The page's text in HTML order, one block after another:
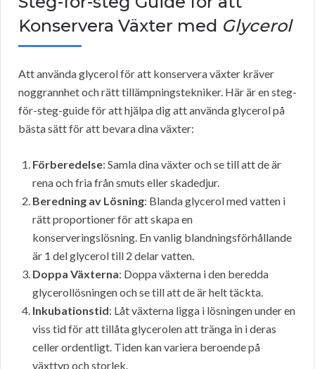
Konservera Växter med Glycerol
Att använda glycerol för att konservera växter kräver
noggrannhet och rätt tillämpningstekniker. Här är en steg-
för-steg-guide för att hjälpa dig att använda glycerol på
bästa sätt för att bevara dina växter:
Förberedelse: Samla dina växter och se till att de är
rena och fria från smuts eller skadedjur.
Beredning av Lösning: Blanda glycerol med vatten i
rätt proportioner för att skapa en
konserveringslösning. En vanlig blandningsförhållande
är 1 del glycerol till 2 delar vatten.
Doppa Växterna: Doppa växterna i den beredda
glycerollösningen och se till att de är helt täckta.
Inkubationstid: Låt växterna ligga i lösningen under en
viss tid för att tillåta glycerolen att tränga in i deras
celler ordentligt. Tiden kan variera beroende på
växttyp och storlek.